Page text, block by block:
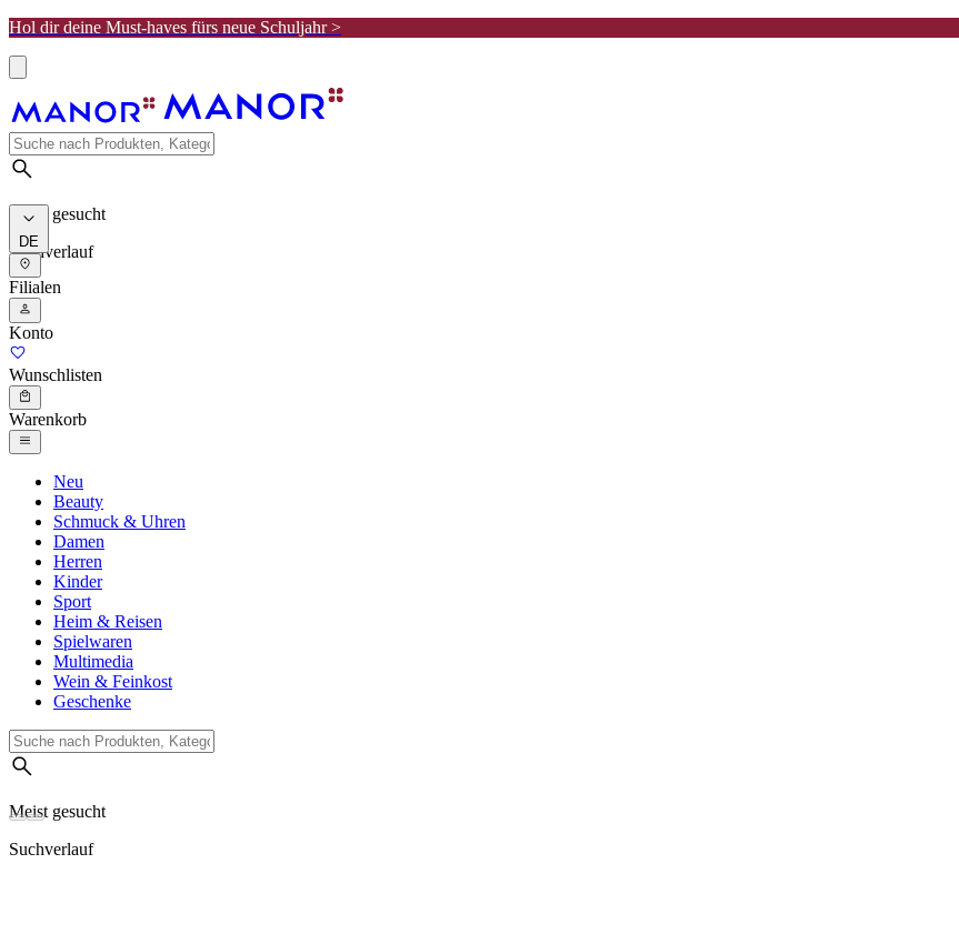
Hol dir deine Must-haves fürs neue Schuljahr >
Meist gesucht
Suchverlauf
DE
Filialen
Konto
Wunschlisten
Warenkorb
Neu
Beauty
Schmuck & Uhren
Damen
Herren
Kinder
Sport
Heim & Reisen
Spielwaren
Multimedia
Wein & Feinkost
Geschenke
Meist gesucht
Suchverlauf